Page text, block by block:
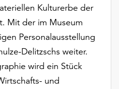
Kulturerbe der
Mit der im Museum
Personalausstellung
Delitzschs weiter.
wird ein Stück
und